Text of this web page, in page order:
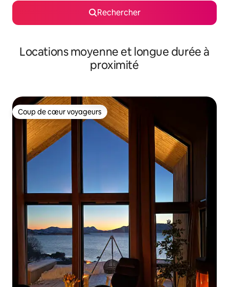
Rechercher
Locations moyenne et longue durée à
proximité
Coup de cœur voyageurs
Coup de cœur voyageurs